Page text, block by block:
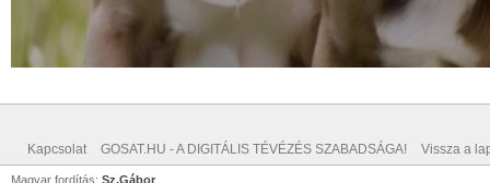
Kapcsolat GOSAT.HU - A DIGITÁLIS TÉVÉZÉS SZABADSÁGA! Vissza a
Magyar fordítás: Sz.Gábor